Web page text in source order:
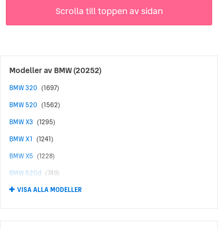
Scrolla till toppen av sidan
Modeller av BMW(20252)
BMW 320 (1697)
BMW 520 (1562)
BMW X3 (1295)
BMW X1 (1241)
BMW X5 (1228)
BMW 520d (749)
BMW 120 (656)
BMW 330e (655)
BMW 530e (623)
VISA ALLA MODELLER